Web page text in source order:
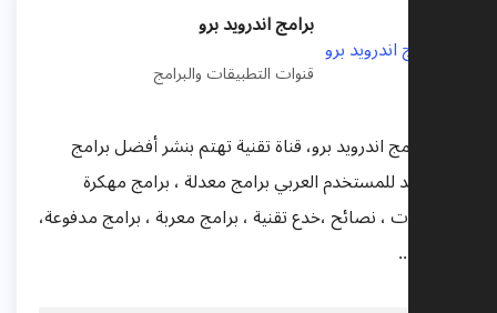
برامج اندرويد برو
قنوات التطبيقات والبرامج
قناة برامج اندرويد برو، قناة تقنية تهتم بنشر أفضل برامج
الاندرويد للمستخدم العربي برامج معدلة ، برامج مهكرة
،شروحات ، نصائح ،خدع تقنية ، برامج معربة ، برامج مدفوعة،
ألعاب،...